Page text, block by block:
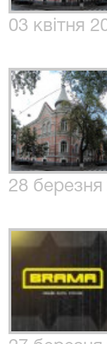
03 квітня
28